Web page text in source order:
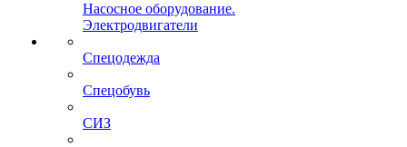
Насосное оборудование.
Электродвигатели
Спецодежда
Спецобувь
СИЗ